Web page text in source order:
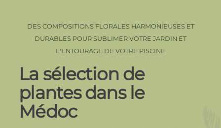
DES COMPOSITIONS FLORALES HARMONIEUSES ET
DURABLES POUR SUBLIMER VOTRE JARDIN ET
L'ENTOURAGE DE VOTRE PISCINE
La sélection de
plantes dans le
Médoc